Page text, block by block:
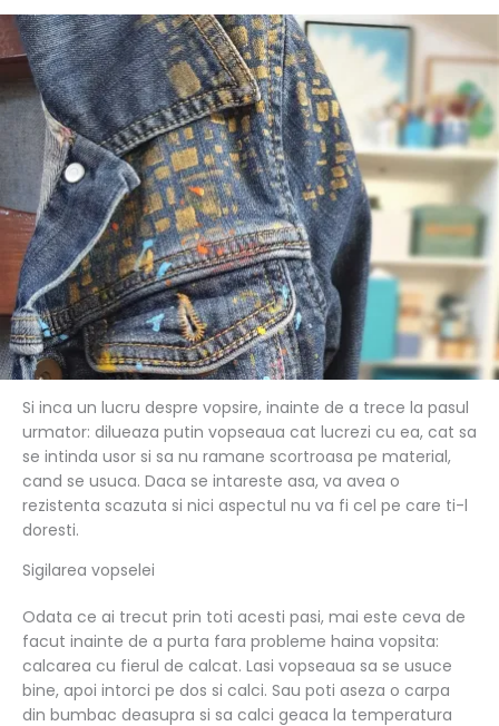
Si inca un lucru despre vopsire, inainte de a trece la pasul
urmator: dilueaza putin vopseaua cat lucrezi cu ea, cat sa
se intinda usor si sa nu ramane scortroasa pe material,
cand se usuca. Daca se intareste asa, va avea o
rezistenta scazuta si nici aspectul nu va fi cel pe care ti-l
doresti.
Sigilarea vopselei
Odata ce ai trecut prin toti acesti pasi, mai este ceva de
facut inainte de a purta fara probleme haina vopsita:
calcarea cu fierul de calcat. Lasi vopseaua sa se usuce
bine, apoi intorci pe dos si calci. Sau poti aseza o carpa
din bumbac deasupra si sa calci geaca la temperatura